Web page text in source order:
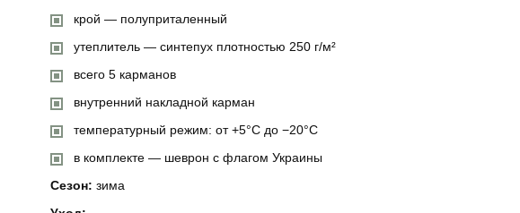
крой — полуприталенный
утеплитель — синтепух плотностью 250 г/м²
всего 5 карманов
внутренний накладной карман
температурный режим: от +5°C до −20°C
в комплекте — шеврон с флагом Украины
Сезон: зима